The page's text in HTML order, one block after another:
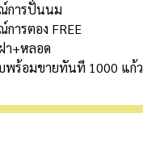
การปั่นนม
การตอง FREE
า+หลอด
พร้อมขายทันที 1000 แก้ว